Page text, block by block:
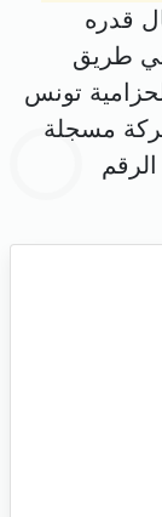
طريق
الحزامية تونس
مسجلة